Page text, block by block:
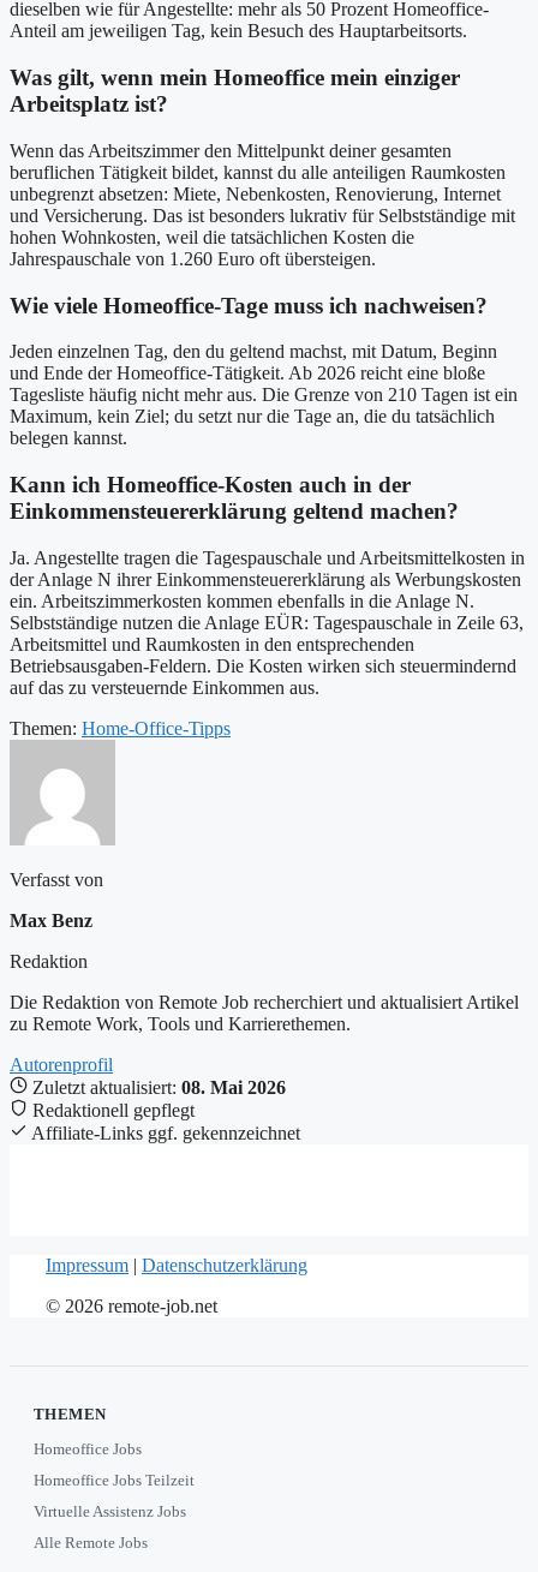
dieselben wie für Angestellte: mehr als 50 Prozent Homeoffice-
Anteil am jeweiligen Tag, kein Besuch des Hauptarbeitsorts.
Was gilt, wenn mein Homeoffice mein einziger
Arbeitsplatz ist?
Wenn das Arbeitszimmer den Mittelpunkt deiner gesamten
beruflichen Tätigkeit bildet, kannst du alle anteiligen Raumkosten
unbegrenzt absetzen: Miete, Nebenkosten, Renovierung, Internet
und Versicherung. Das ist besonders lukrativ für Selbstständige mit
hohen Wohnkosten, weil die tatsächlichen Kosten die
Jahrespauschale von 1.260 Euro oft übersteigen.
Wie viele Homeoffice-Tage muss ich nachweisen?
Jeden einzelnen Tag, den du geltend machst, mit Datum, Beginn
und Ende der Homeoffice-Tätigkeit. Ab 2026 reicht eine bloße
Tagesliste häufig nicht mehr aus. Die Grenze von 210 Tagen ist ein
Maximum, kein Ziel; du setzt nur die Tage an, die du tatsächlich
belegen kannst.
Kann ich Homeoffice-Kosten auch in der
Einkommensteuererklärung geltend machen?
Ja. Angestellte tragen die Tagespauschale und Arbeitsmittelkosten in
der Anlage N ihrer Einkommensteuererklärung als Werbungskosten
ein. Arbeitszimmerkosten kommen ebenfalls in die Anlage N.
Selbstständige nutzen die Anlage EÜR: Tagespauschale in Zeile 63,
Arbeitsmittel und Raumkosten in den entsprechenden
Betriebsausgaben-Feldern. Die Kosten wirken sich steuermindernd
auf das zu versteuernde Einkommen aus.
Themen: Home-Office-Tipps
Verfasst von
Max Benz
Redaktion
Die Redaktion von Remote Job recherchiert und aktualisiert Artikel
zu Remote Work, Tools und Karrierethemen.
Autorenprofil
Zuletzt aktualisiert: 08. Mai 2026
Redaktionell gepflegt
Affiliate-Links ggf. gekennzeichnet
Impressum | Datenschutzerklärung
© 2026 remote-job.net
THEMEN
Homeoffice Jobs
Homeoffice Jobs Teilzeit
Virtuelle Assistenz Jobs
Alle Remote Jobs